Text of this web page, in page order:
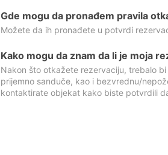
Gde mogu da pronađem pravila
Možete da ih pronađete u potvrdi
Kako mogu da znam da li je moja
Nakon što otkažete rezervaciju, trebalo
prijemno sanduče, kao i bezvrednu/
kontaktirate objekat kako biste potvrdili